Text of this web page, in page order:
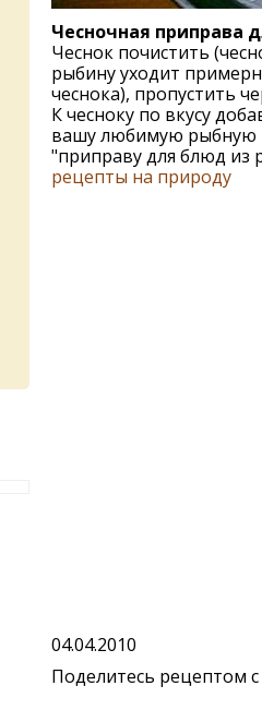
Чесночная приправа
Чеснок почистить
рыбину уходит
чеснока), пропустить
К чесноку по вкусу
вашу любимую рыбную
"приправу для блюд из
рецепты на природу
04.04.2010
Поделитесь рецептом